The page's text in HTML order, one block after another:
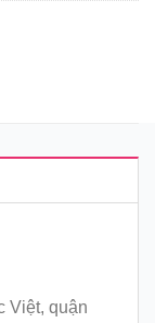
Việt, quận